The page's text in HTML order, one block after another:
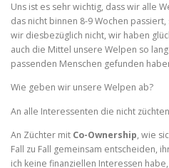
Uns ist es sehr wichtig, dass wir alle
das nicht binnen 8-9 Wochen
wir diesbezüglich nicht, wir haben
auch die Mittel unsere Welpen so
passenden Menschen gefunden
Wie geben wir unsere Welpen ab?
An alle Interessenten die nicht
An Züchter mit Co-Ownership, wie
Fall zu Fall gemeinsam entscheiden,
ich keine finanziellen Interessen